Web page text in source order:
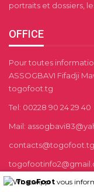
portraits et dossiers,
OFFICE
Pour toutes
ASSOGBAVI Fifadji
togofoot.tg
Tel: 00228 90 24 29 40
Mail:
contacts@togofoot.tg
TogoFoot vous